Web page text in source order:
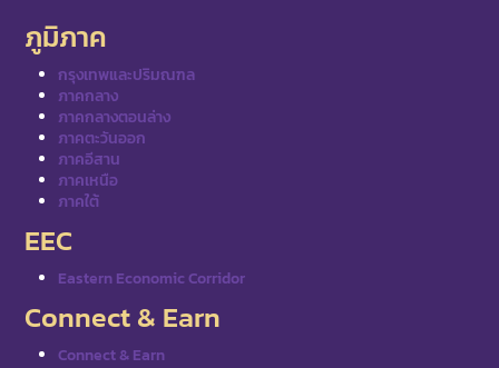
ภูมิภาค
กรุงเทพและปริมณฑล
ภาคกลาง
ภาคกลางตอนล่าง
ภาคตะวันออก
ภาคอีสาน
ภาคเหนือ
ภาคใต้
EEC
Eastern Economic Corridor
Connect & Earn
Connect & Earn